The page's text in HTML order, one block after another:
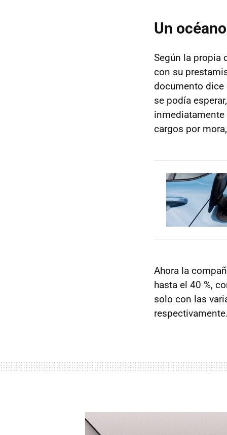
Un
Según la propia
con su
documento dice
se podía
inmediatamente
cargos por
Ahora la
hasta el 40 %,
solo con las